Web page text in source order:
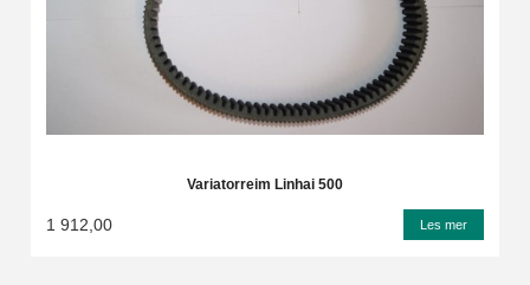
Variatorreim Linhai 500
1 912,00 Les mer